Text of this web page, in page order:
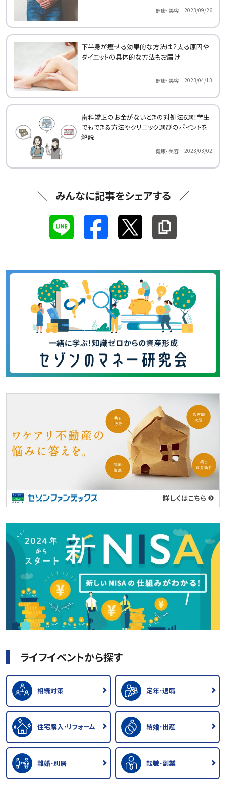
健康・美容 2023/09/26
下半身が痩せる効果的な方法は？太る原因や
ダイエットの具体的な方法もお届け
健康・美容 2023/04/13
歯科矯正のお金がないときの対処法6選！学生
でもできる方法やクリニック選びのポイントを
解説
健康・美容 2023/03/02
みんなに記事をシェアする
ライフイベントから探す
相続対策 定年･退職
住宅購入･リフォーム 結婚･出産
離婚･別居 転職･副業